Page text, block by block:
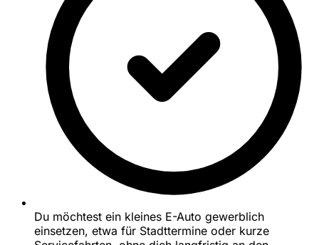
Du möchtest ein kleines E-Auto gewerblich
einsetzen, etwa für Stadttermine oder kurze